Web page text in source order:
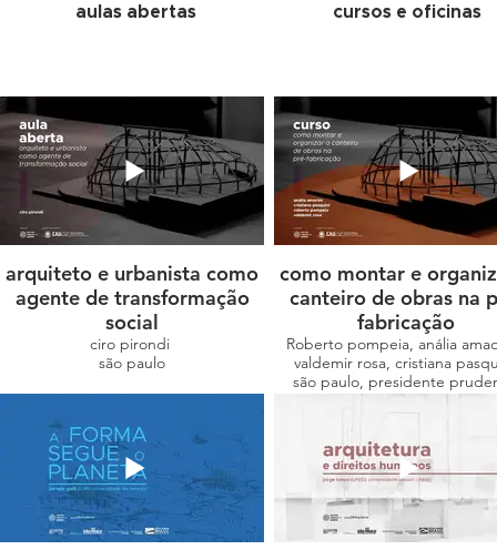
aulas abertas cursos e oficinas
arquiteto e urbanista como
agente de transformação
social
ciro pirondi
são paulo
como montar e
canteiro de obras na
fabricação
Roberto pompeia, anália
valdemir rosa, cristiana
são paulo, presidente